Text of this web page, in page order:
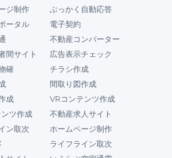
ジ制作
ータル
間サイト
確
成
ツ作成
ン取次
ぶっかく自動応答
電子契約
不動産コンバーター
広告表示チェック
チラシ作成
間取り図作成
VRコンテンツ作成
不動産求人サイト
ホームページ制作
ライフライン取次